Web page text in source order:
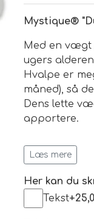
Mystique®
Med en vægt
ugers
Hvalpe er
måned), så
Dens lette
apportere.
Dummyen er
på tørt land.
Mystique
en såkaldt
Læs mere
Her kan du
Tekst